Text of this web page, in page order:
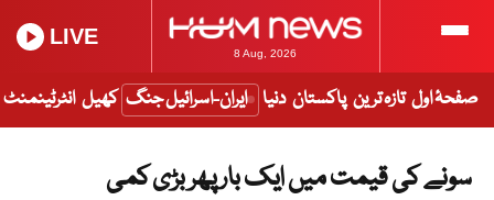
8 Aug, 2026
LIVE
صفحۂ اول تازہ ترین پاکستان دنیا ایران-اسرائیل جنگ کھیل انٹرٹینمنٹ
سونے کی قیمت میں ایک بار پھر بڑی کمی